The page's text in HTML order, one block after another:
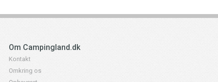
Om Campingland.dk
Kontakt
Omkring os